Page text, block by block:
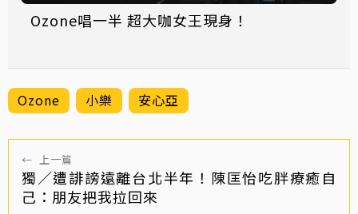
Ozone唱一半 超大咖女王現身！
Ozone 小樂 安心亞
← 上一篇
獨／遭誹謗遠離台北半年！陳匡怡吃胖療癒自
己：朋友把我拉回來